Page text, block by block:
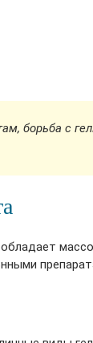
борьба с